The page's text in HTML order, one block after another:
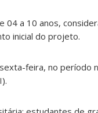
04 a 10 anos,
inicial do projeto.
feira, no período